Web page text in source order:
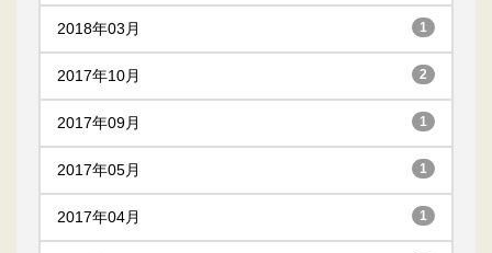
2018年03月 1
2017年10月 2
2017年09月 1
2017年05月 1
2017年04月 1